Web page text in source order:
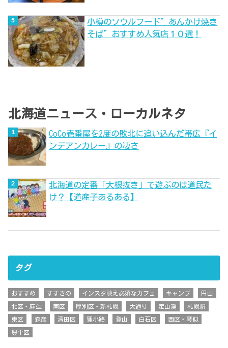
小樽のソウルフード”あんかけ焼き
そば”おすすめ人気店１０選！
北海道ニュース・ローカルネタ
CoCo壱番屋を2度の敗北に追い込んだ帯広『イ
ンデアンカレー』の凄さ
北海道の定番「大根抜き」で遊ぶのは道民だ
け？【道産子あるある】
タグ
おすすめ すすきの インスタ映え必須なカフェ キャンプ 円山
北区・麻生 南区 厚別区・新札幌 大通り 定山渓 札幌駅
東区 森彦 清田区 狸小路 登山 白石区 西区・琴似
豊平区